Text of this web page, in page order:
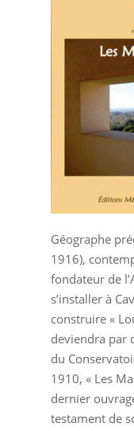
Géographe
1916),
fondateur de
s’installer à
construire «
deviendra par
du
1910, « Les
dernier
testament de